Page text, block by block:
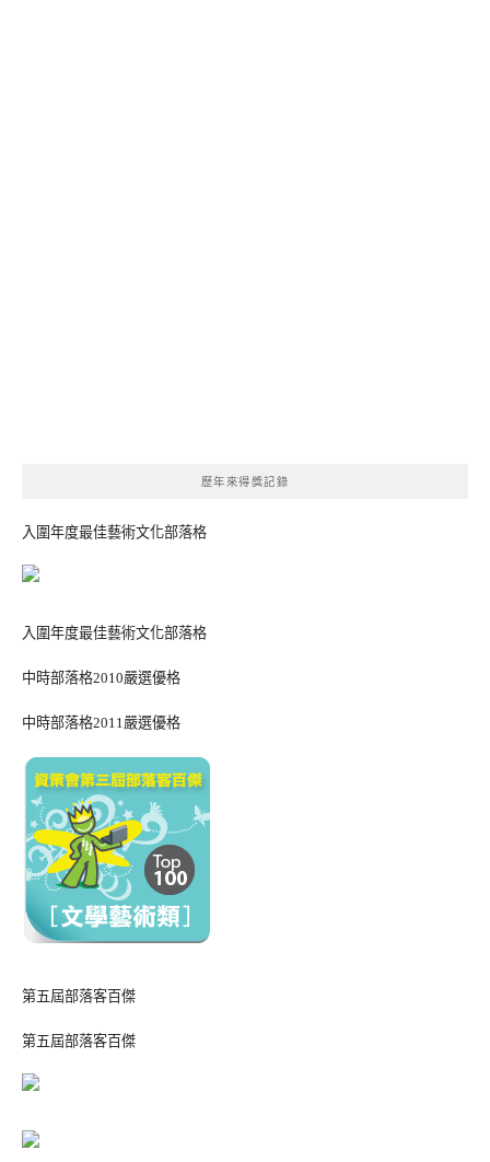
歷年來得獎記錄
入圍年度最佳藝術文化部落格
入圍年度最佳藝術文化部落格
中時部落格2010嚴選優格
中時部落格2011嚴選優格
第五屆部落客百傑
第五屆部落客百傑